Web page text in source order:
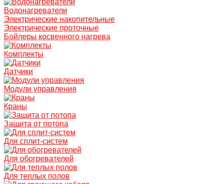
Водонагреватели
Электрические накопительные
Электрические проточные
Бойлеры косвенного нагрева
Комплекты
Датчики
Модули управления
Краны
Защита от потопа
Для сплит-систем
Для обогревателей
Для теплых полов